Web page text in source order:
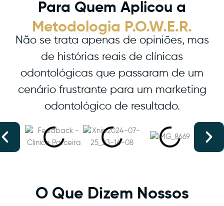
Para Quem Aplicou a
Metodologia P.O.W.E.R.
Não se trata apenas de opiniões, mas
de histórias reais de clínicas
odontológicas que passaram de um
cenário frustrante para um marketing
odontológico de resultado.
O Que Dizem Nossos